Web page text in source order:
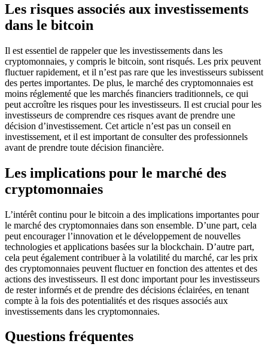
Les risques associés aux investissements
dans le bitcoin
Il est essentiel de rappeler que les investissements dans les
cryptomonnaies, y compris le bitcoin, sont risqués. Les prix peuvent
fluctuer rapidement, et il n’est pas rare que les investisseurs subissent
des pertes importantes. De plus, le marché des cryptomonnaies est
moins réglementé que les marchés financiers traditionnels, ce qui
peut accroître les risques pour les investisseurs. Il est crucial pour les
investisseurs de comprendre ces risques avant de prendre une
décision d’investissement. Cet article n’est pas un conseil en
investissement, et il est important de consulter des professionnels
avant de prendre toute décision financière.
Les implications pour le marché des
cryptomonnaies
L’intérêt continu pour le bitcoin a des implications importantes pour
le marché des cryptomonnaies dans son ensemble. D’une part, cela
peut encourager l’innovation et le développement de nouvelles
technologies et applications basées sur la blockchain. D’autre part,
cela peut également contribuer à la volatilité du marché, car les prix
des cryptomonnaies peuvent fluctuer en fonction des attentes et des
actions des investisseurs. Il est donc important pour les investisseurs
de rester informés et de prendre des décisions éclairées, en tenant
compte à la fois des potentialités et des risques associés aux
investissements dans les cryptomonnaies.
Questions fréquentes